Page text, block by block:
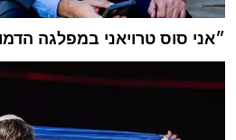
״אני סוס טרויאני במפלגה